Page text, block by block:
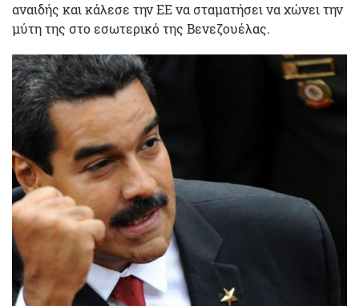
αναιδής και κάλεσε την ΕΕ να σταματήσει να χώνει την
μύτη της στο εσωτερικό της Βενεζουέλας.